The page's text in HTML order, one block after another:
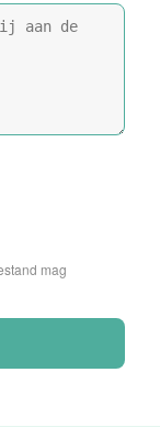
mag